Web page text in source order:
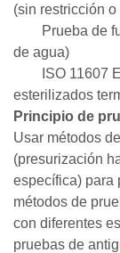
(sin restricción
Prueba de
de agua)
ISO 11607
esterilizados
Principio de
Usar métodos
(presurización
específica) para
métodos de
con diferentes
pruebas de